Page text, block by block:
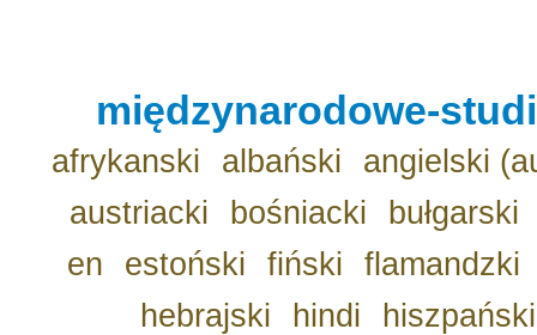
międzynarodowe-
afrykanski albański
angielski
austriacki
bośniacki
bułgarski
en
estoński fiński
flamandzki
hebrajski
hindi
hiszpański